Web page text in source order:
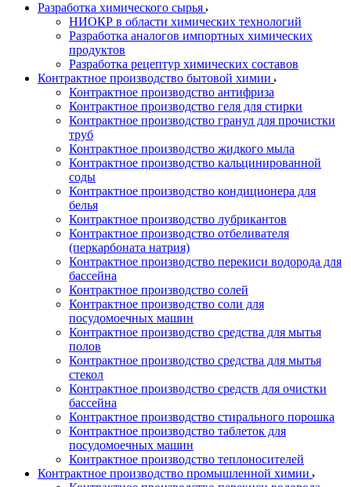
Разработка химического сырья
НИОКР в области химических технологий
Разработка аналогов импортных химических
продуктов
Разработка рецептур химических составов
Контрактное производство бытовой химии
Контрактное производство антифриза
Контрактное производство геля для стирки
Контрактное производство гранул для прочистки
труб
Контрактное производство жидкого мыла
Контрактное производство кальцинированной
соды
Контрактное производство кондиционера для
белья
Контрактное производство лубрикантов
Контрактное производство отбеливателя
(перкарбоната натрия)
Контрактное производство перекиси водорода для
бассейна
Контрактное производство солей
Контрактное производство соли для
посудомоечных машин
Контрактное производство средства для мытья
полов
Контрактное производство средства для мытья
стекол
Контрактное производство средств для очистки
бассейна
Контрактное производство стирального порошка
Контрактное производство таблеток для
посудомоечных машин
Контрактное производство теплоносителей
Контрактное производство промышленной химии